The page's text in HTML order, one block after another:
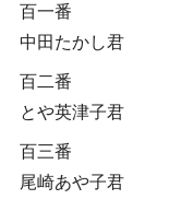
百一番
中田たかし君
百二番
とや英津子君
百三番
尾崎あや子君